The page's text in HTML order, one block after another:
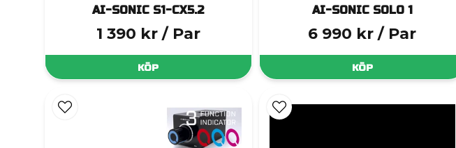
AI-SONIC S1-CX5.2
1 390 kr / Par
KÖP
AI-SONIC SOLO 1
6 990 kr / Par
KÖP